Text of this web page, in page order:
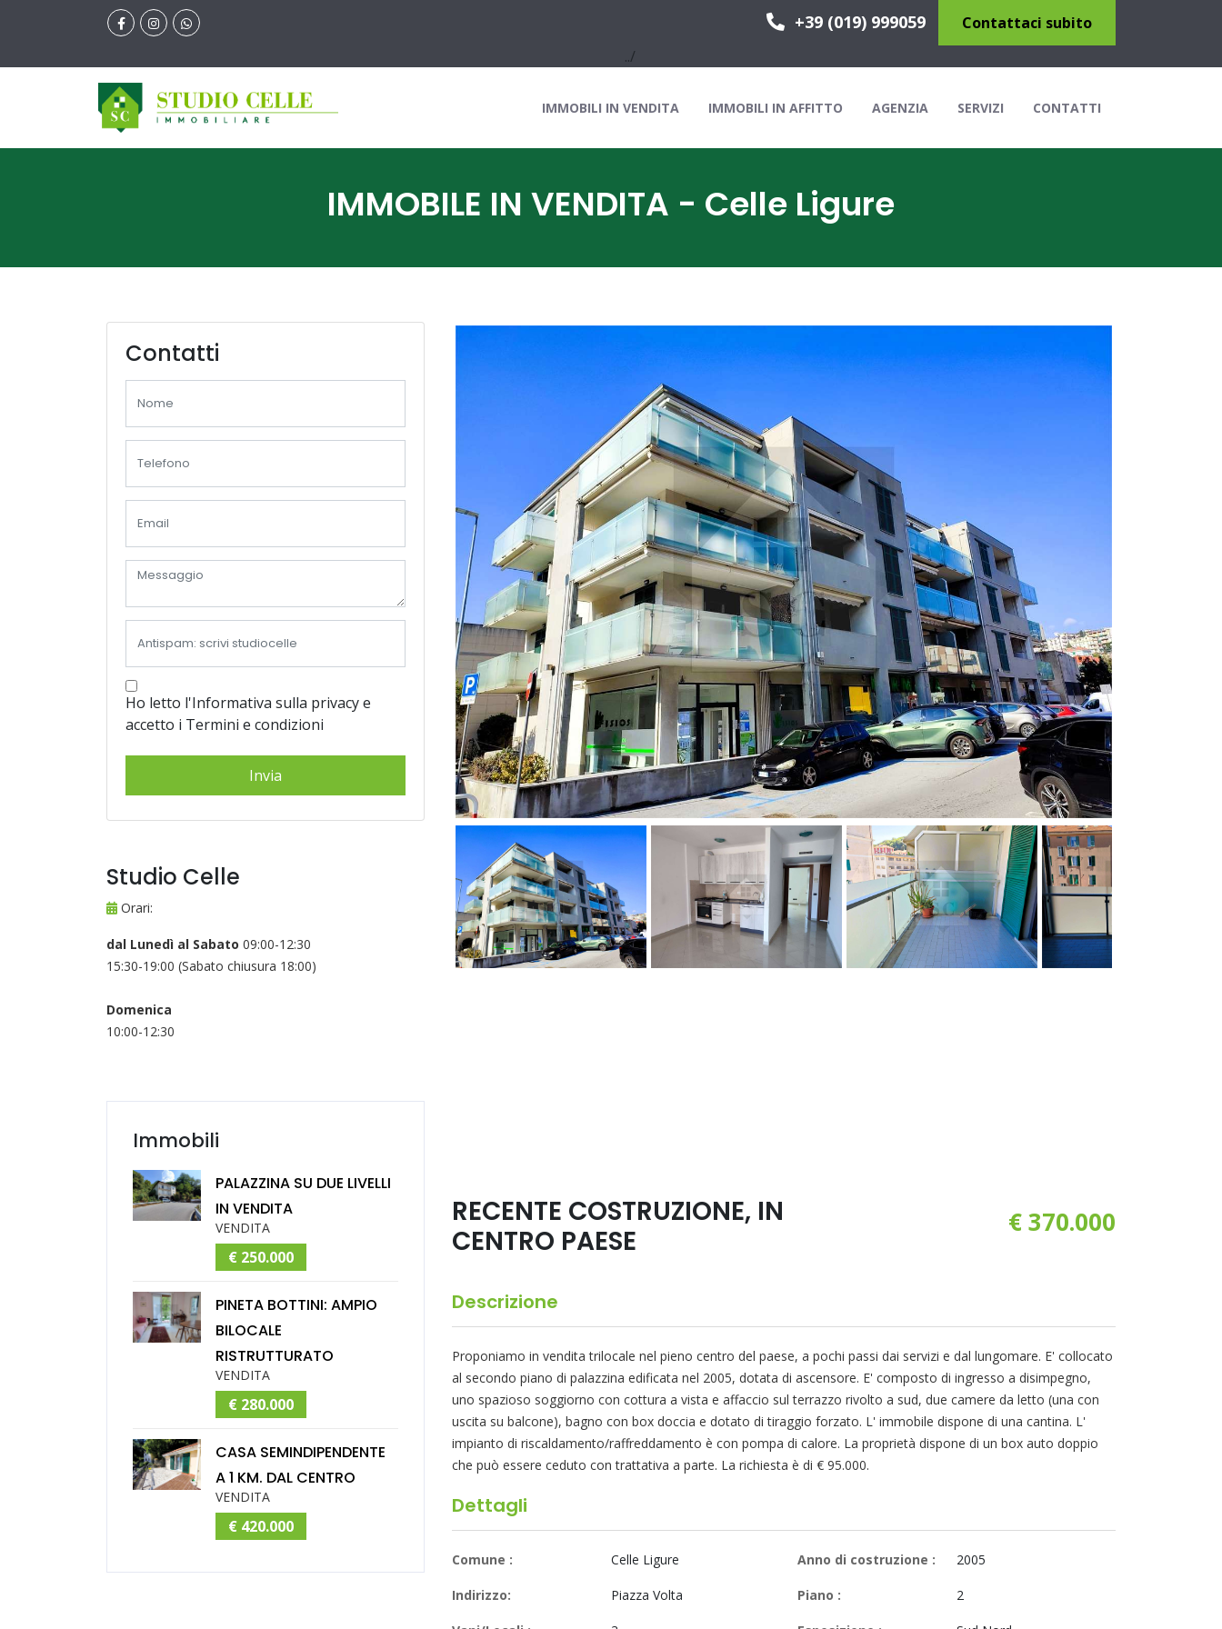
+39 (019) 999059
Contattaci subito
../
IMMOBILI IN VENDITA IMMOBILI IN AFFITTO AGENZIA SERVIZI CONTATTI
IMMOBILE IN VENDITA - Celle Ligure
Contatti
Ho letto l'Informativa sulla privacy e
accetto i Termini e condizioni
Studio Celle
Orari:
dal Lunedì al Sabato 09:00-12:30
15:30-19:00 (Sabato chiusura 18:00)
Domenica
10:00-12:30
Immobili
PALAZZINA SU DUE LIVELLI
IN VENDITA
VENDITA
€ 250.000
PINETA BOTTINI: AMPIO
BILOCALE
RISTRUTTURATO
VENDITA
€ 280.000
CASA SEMINDIPENDENTE
A 1 KM. DAL CENTRO
VENDITA
€ 420.000
RECENTE COSTRUZIONE, IN
CENTRO PAESE
€ 370.000
Descrizione
Proponiamo in vendita trilocale nel pieno centro del paese, a pochi passi dai servizi e dal lungomare. E' collocato
al secondo piano di palazzina edificata nel 2005, dotata di ascensore. E' composto di ingresso a disimpegno,
uno spazioso soggiorno con cottura a vista e affaccio sul terrazzo rivolto a sud, due camere da letto (una con
uscita su balcone), bagno con box doccia e dotato di tiraggio forzato. L' immobile dispone di una cantina. L'
impianto di riscaldamento/raffreddamento è con pompa di calore. La proprietà dispone di un box auto doppio
che può essere ceduto con trattativa a parte. La richiesta è di € 95.000.
Dettagli
Comune : Celle Ligure
Indirizzo: Piazza Volta
Anno di costruzione : 2005
Piano : 2